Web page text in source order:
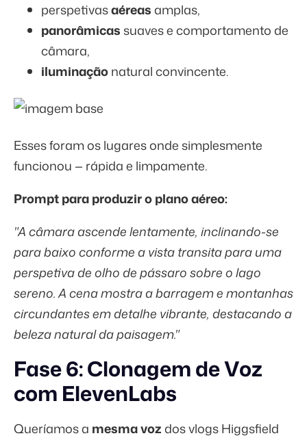
perspetivasaéreasamplas,
panorâmicassuaves e comportamento de
câmara,
iluminaçãonatural convincente.
Esses foram os lugares onde simplesmente
funcionou — rápida e limpamente.
Prompt para produzir o plano aéreo:
"A câmara ascende lentamente, inclinando-se
para baixo conforme a vista transita para uma
perspetiva de olho de pássaro sobre o lago
sereno. A cena mostra a barragem e montanhas
circundantes em detalhe vibrante, destacando a
beleza natural da paisagem."
Fase 6: Clonagem de Voz
com ElevenLabs
Queríamos a mesma vozdos vlogs Higgsfield